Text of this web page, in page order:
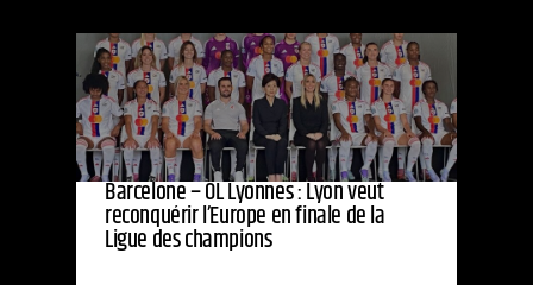
Barcelone – OL Lyonnes : Lyon veut
reconquérir l’Europe en finale de la
Ligue des champions